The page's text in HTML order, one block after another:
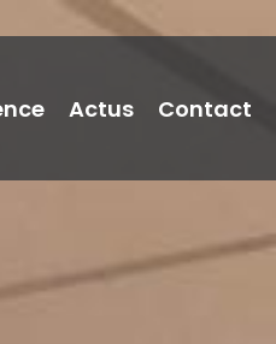
Actus Contact